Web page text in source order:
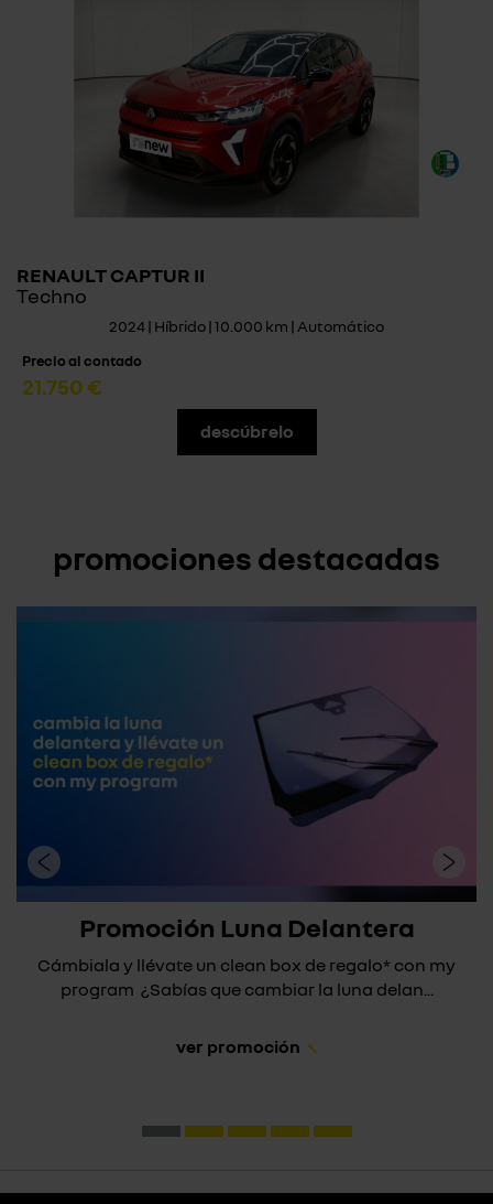
RENAULT CAPTUR II
Techno
2024 | Híbrido | 10.000 km | Automático
Precio al contado
21.750 €
descúbrelo
promociones destacadas
Promoción Luna Delantera
Cámbiala y llévate un clean box de regalo* con my
program ¿Sabías que cambiar la luna delan...
ver promoción